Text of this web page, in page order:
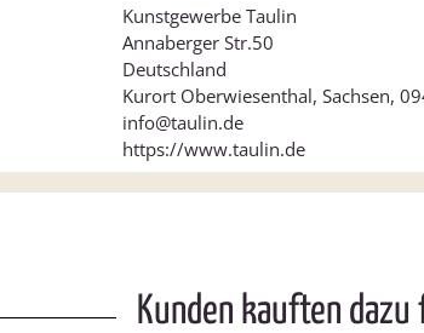
Kunstgewerbe Taulin
Annaberger Str.50
Deutschland
Kurort Oberwiesenthal, Sachsen,
info@taulin.de
https://www.taulin.de
Kunden kauften